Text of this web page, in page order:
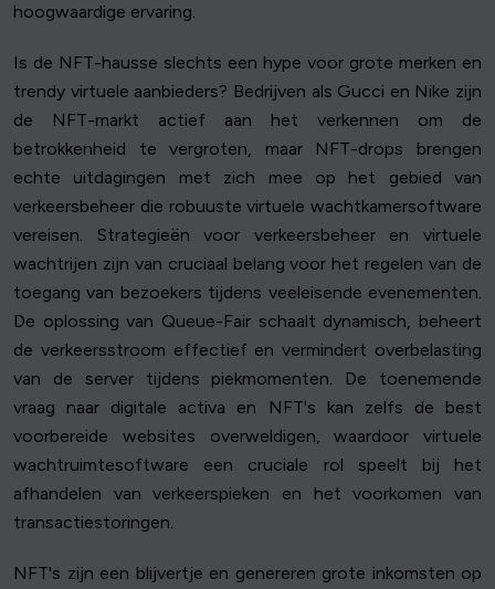
hoogwaardige ervaring.
Is de NFT-hausse slechts een hype voor grote merken en
trendy virtuele aanbieders? Bedrijven als Gucci en Nike zijn
de NFT-markt actief aan het verkennen om de
betrokkenheid te vergroten, maar NFT-drops brengen
echte uitdagingen met zich mee op het gebied van
verkeersbeheer die robuuste virtuele wachtkamersoftware
vereisen. Strategieën voor verkeersbeheer en virtuele
wachtrijen zijn van cruciaal belang voor het regelen van de
toegang van bezoekers tijdens veeleisende evenementen.
De oplossing van Queue-Fair schaalt dynamisch, beheert
de verkeersstroom effectief en vermindert overbelasting
van de server tijdens piekmomenten. De toenemende
vraag naar digitale activa en NFT's kan zelfs de best
voorbereide websites overweldigen, waardoor virtuele
wachtruimtesoftware een cruciale rol speelt bij het
afhandelen van verkeerspieken en het voorkomen van
transactiestoringen.
NFT's zijn een blijvertje en genereren grote inkomsten op